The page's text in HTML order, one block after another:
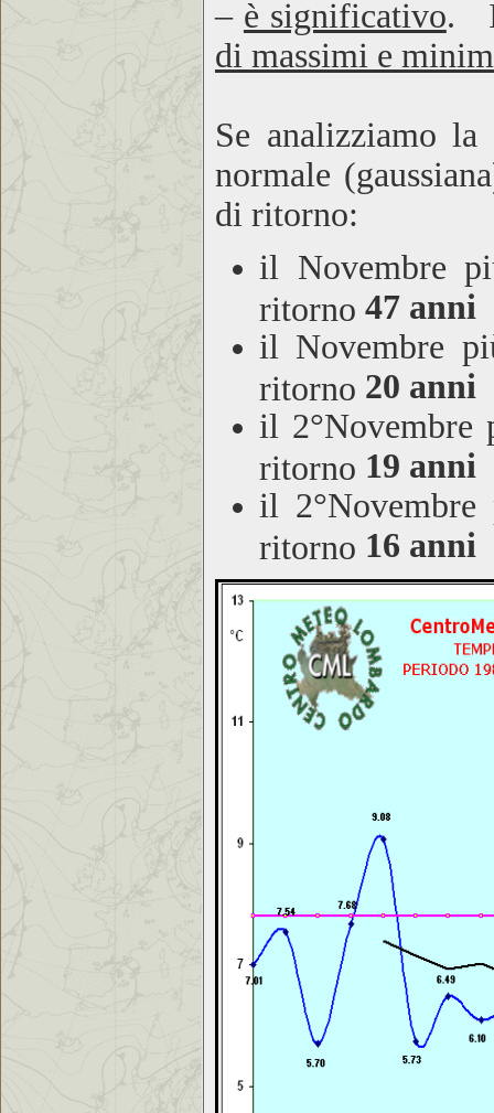
– è significativo.
di massimi e
Se analizziamo
normale
di ritorno:
il Novembre
ritorno 47 anni
il Novembre
ritorno 20 anni
il 2°Novembre
ritorno 19 anni
il
ritorno 16 anni